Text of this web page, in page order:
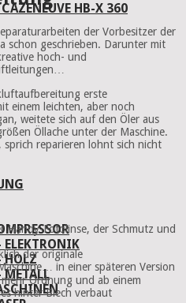
HB-X 360
ELEKTRONIK
HOLZ
METALL
der Vorbesitzer der
schon geschrieben. Darunter mit
hoch- und
erste
einem leichten, aber noch
weitete sich auf den Öler aus
Öllache unter der Maschine.
reparieren lohnt sich nicht
Handy-Fotolinse, der Schmutz und
der originale
in einer späteren Version
Ordnung und ab einem
hinter Blech verbaut